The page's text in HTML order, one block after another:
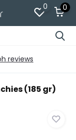
0 0
reviews
(185 gr)